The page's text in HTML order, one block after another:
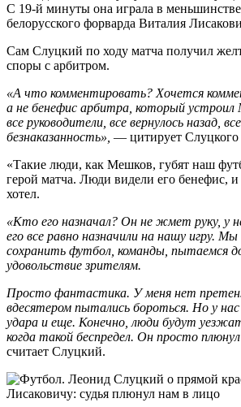
С 19-й минуты она играла в меньшинстве
белорусского форварда Виталия
Сам Слуцкий по ходу матча получил
споры с арбитром.
«А что комментировать? Хочется
а не бенефис арбитра, который устроил
все руководители, все вернулось назад,
безнаказанность», — цитирует Слуцкого
«Такие люди, как Мешков, губят наш
герой матча. Люди видели его бенефис,
хотел.
«Кто его назначал? Он не жмет руку, у
его все равно назначили на нашу игру.
сохранить футбол, команды, пытаемся
удовольствие зрителям.
Просто фантастика. У меня нет
вдесятером пытались бороться. Но у
удара и еще. Конечно, люди будут
когда такой беспредел. Он просто плюнул
считает Слуцкий.